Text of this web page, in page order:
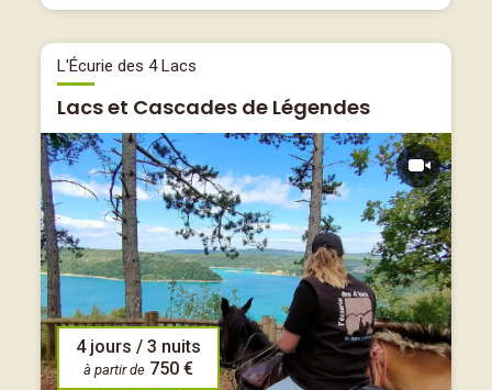
L'Écurie des 4 Lacs
Lacs et Cascades de Légendes
4 jours / 3 nuits
à partir de 750 €